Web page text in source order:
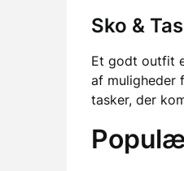
Sko &
Et godt outfit
af muligheder
tasker, der